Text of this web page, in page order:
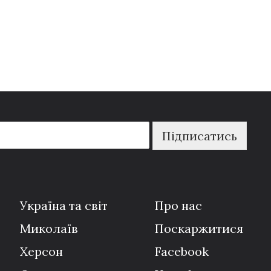
Підписатись
Україна та світ
Миколаїв
Херсон
Про нас
Поскаржитися
Facebook